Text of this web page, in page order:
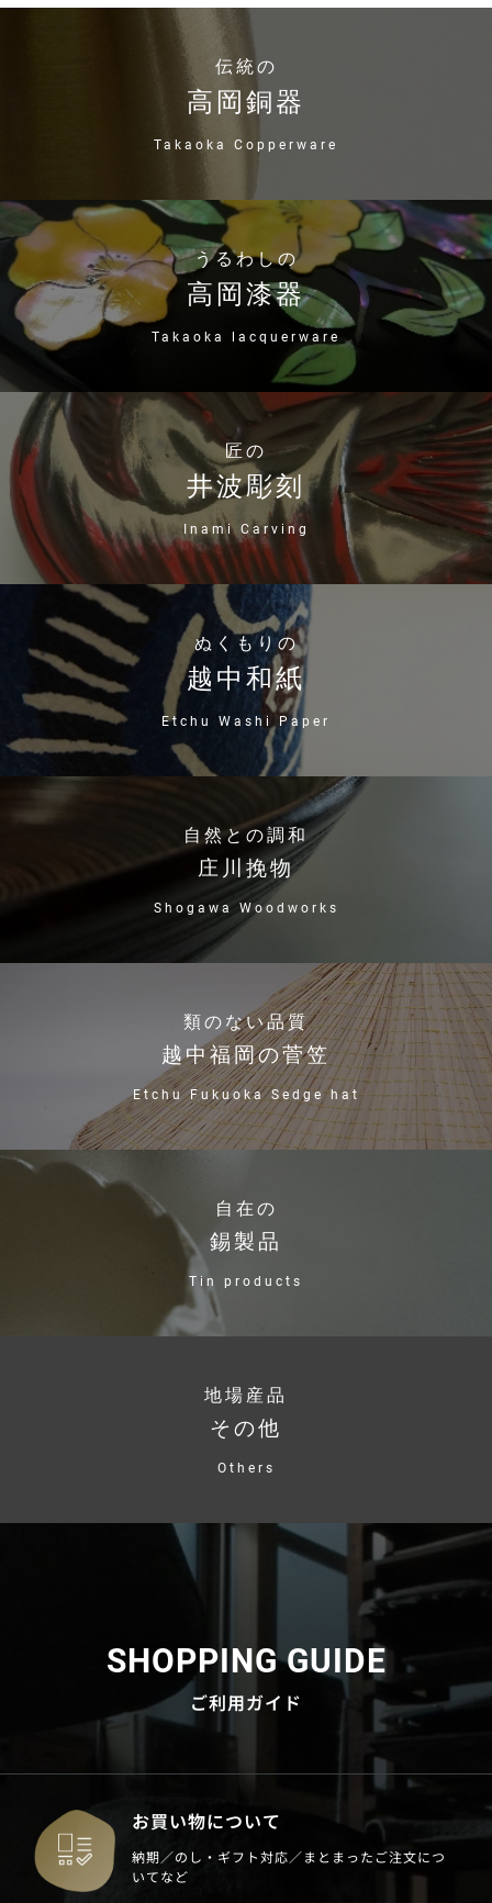
伝統の
高岡銅器
Takaoka Copperware
うるわしの
高岡漆器
Takaoka lacquerware
匠の
井波彫刻
Inami Carving
ぬくもりの
越中和紙
Etchu Washi Paper
自然との調和
庄川挽物
Shogawa Woodworks
類のない品質
越中福岡の菅笠
Etchu Fukuoka Sedge hat
自在の
錫製品
Tin products
地場産品
その他
Others
SHOPPING GUIDE
ご利用ガイド
お買い物について
納期／のし・ギフト対応／まとまったご注文につ
いてなど